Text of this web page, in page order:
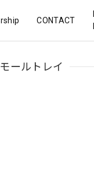
CONTACT
ールトレイ